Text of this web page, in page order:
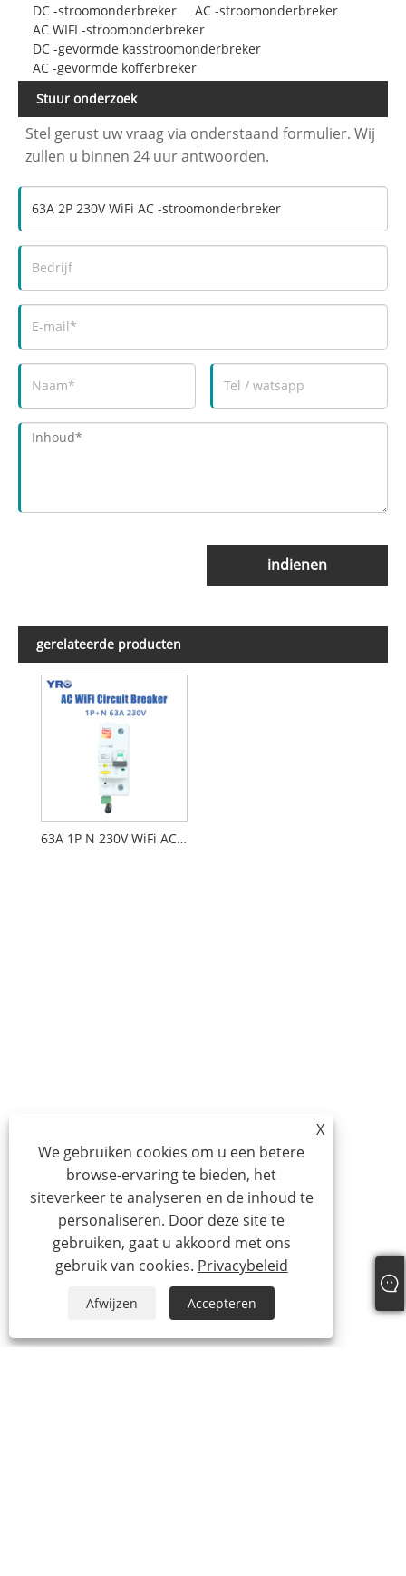
DC -stroomonderbreker
AC -stroomonderbreker
AC WIFI -stroomonderbreker
DC -gevormde kasstroomonderbreker
AC -gevormde kofferbreker
Stuur onderzoek
Stel gerust uw vraag via onderstaand formulier. Wij
zullen u binnen 24 uur antwoorden.
indienen
gerelateerde producten
63A 1P N 230V WiFi AC-stroomonderbreker
X
We gebruiken cookies om u een betere
browse-ervaring te bieden, het
siteverkeer te analyseren en de inhoud te
personaliseren. Door deze site te
gebruiken, gaat u akkoord met ons
gebruik van cookies. Privacybeleid
Afwijzen Accepteren